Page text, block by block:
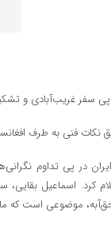
پی سفر غریب‌آبادی و
نکات فنی به طرف
در پی تداوم
کرد. اسماعیل
موضوعی است که ما